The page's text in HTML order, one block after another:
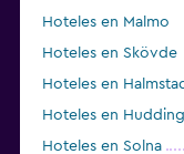
Hoteles en Malmo
Hoteles en Skövde
Hoteles en
Hoteles en
Hoteles en Solna